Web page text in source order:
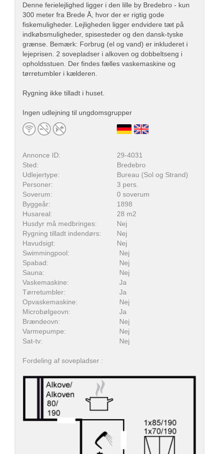
Denne ferielejlighed ligger i den lille by Bredebro - kun
300 meter fra Brede Å, hvor der er rigtig gode
fiskemuligheder. Lejligheden ligger endvidere tæt på
indkøbsmuligheder, spisesteder og den dansk-tyske
grænse. Bemærk: Forbrug (el og vand) er inkluderet i
lejeprisen. 2 sovepladser i alkoven og dobbeltseng i
opholdsstuen. Der findes fælles vaskemaskine og
tørretumbler i kælderen.
Rygning ikke tilladt i huset.
Ingen udlejning til ungdomsgrupper
Annonce ID:
29-4031
Sted:
Bredebro
Udlejertype:
Bureau (Sol og Strand)
Personer:
3 pers.
Soverum:
0 soverum
Byggeår:
1898
Husareal:
28 m2
Husdyr må medbringes:
Nej
Rygning tilladt indendørs:
Nej
Havudsigt:
Nej
Swimmingpool:
Nej
Spabad:
Nej
Sauna:
Nej
Vaskemaskine:
Ja
Tørretumbler:
Ja
Opvaskemaskine:
Nej
Microbølgeovn:
Ja
Brændeovn:
Nej
Varmepumpe:
Nej
Sat-tv:
Nej
Fordeling af sovepladser :